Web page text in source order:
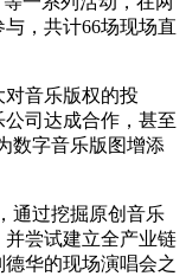
，共计66场现场直
音乐版权的投
司达成合作，甚至
数字音乐版图增添
通过挖掘原创音乐
并尝试建立全产业链
华的现场演唱会之